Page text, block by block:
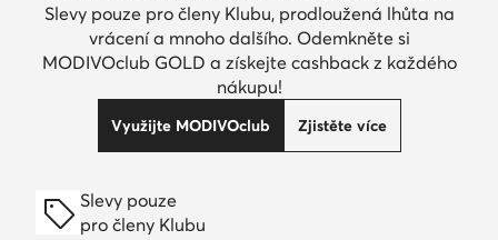
Slevy pouze pro členy Klubu, prodloužená lhůta na
vrácení a mnoho dalšího. Odemkněte si
MODIVOclub GOLD a získejte cashback z každého
nákupu!
Využijte MODIVOclub Zjistěte více
Slevy pouze
pro členy Klubu